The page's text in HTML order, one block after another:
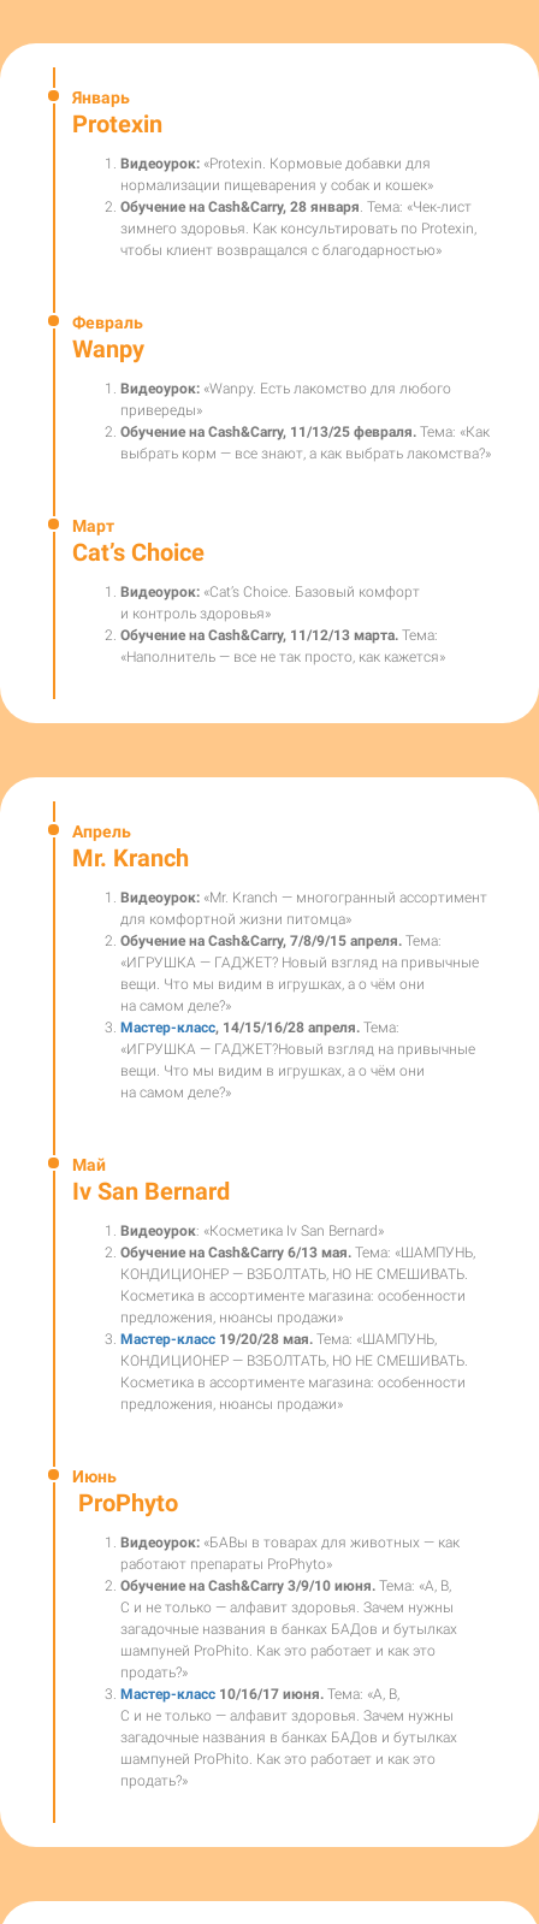
Январь
Protexin
Видеоурок: «Protexin. Кормовые добавки для
нормализации пищеварения у собак и кошек»
Обучение на Cash&Carry, 28 января. Тема: «Чек-лист
зимнего здоровья. Как консультировать по Protexin,
чтобы клиент возвращался с благодарностью»
Февраль
Wаnpy
Видеоурок: «Wanpy. Есть лакомство для любого
привереды»
Обучение на Cash&Carry, 11/13/25 февраля. Тема: «Как
выбрать корм — все знают, а как выбрать лакомства?»
Март
Cat’s Choice
Видеоурок: «Cat’s Choice. Базовый комфорт
и контроль здоровья»
Обучение на Cash&Carry, 11/12/13 марта. Тема:
«Наполнитель — все не так просто, как кажется»
Апрель
Mr. Kranch
Видеоурок: «Mr. Kranch — многогранный ассортимент
для комфортной жизни питомца»
Обучение на Cash&Carry, 7/8/9/15 апреля. Тема:
«ИГРУШКА — ГАДЖЕТ? Новый взгляд на привычные
вещи. Что мы видим в игрушках, а о чём они
на самом деле?»
Мастер-класс, 14/15/16/28 апреля. Тема:
«ИГРУШКА — ГАДЖЕТ?Новый взгляд на привычные
вещи. Что мы видим в игрушках, а о чём они
на самом деле?»
Май
Iv San Bernard
Видеоурок: «Косметика Iv San Bernard»
Обучение на Cash&Carry 6/13 мая. Тема: «ШАМПУНЬ,
КОНДИЦИОНЕР — ВЗБОЛТАТЬ, НО НЕ СМЕШИВАТЬ.
Косметика в ассортименте магазина: особенности
предложения, нюансы продажи»
Мастер-класс 19/20/28 мая. Тема: «ШАМПУНЬ,
КОНДИЦИОНЕР — ВЗБОЛТАТЬ, НО НЕ СМЕШИВАТЬ.
Косметика в ассортименте магазина: особенности
предложения, нюансы продажи»
Июнь
ProPhyto
Видеоурок: «БАВы в товарах для животных — как
работают препараты ProPhyto»
Обучение на Cash&Carry 3/9/10 июня. Тема: «А, В,
С и не только — алфавит здоровья. Зачем нужны
загадочные названия в банках БАДов и бутылках
шампуней ProPhito. Как это работает и как это
продать?»
Мастер-класс 10/16/17 июня. Тема: «А, В,
С и не только — алфавит здоровья. Зачем нужны
загадочные названия в банках БАДов и бутылках
шампуней ProPhito. Как это работает и как это
продать?»